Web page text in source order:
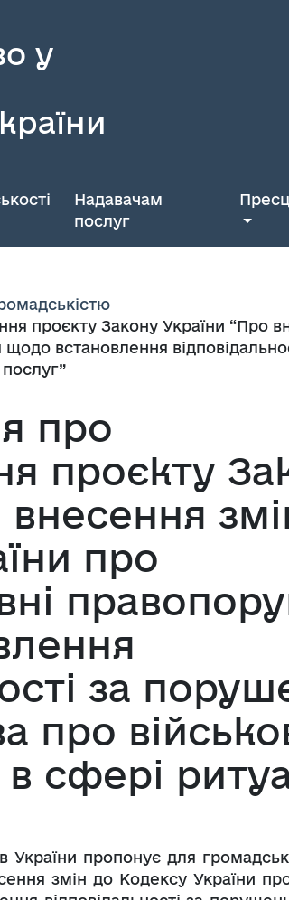
у
Надавачам
послуг
проєкту Закону України “Про
встановлення
про
проєкту
про
за
про
сфері
України пропонує для
змін до Кодексу України про